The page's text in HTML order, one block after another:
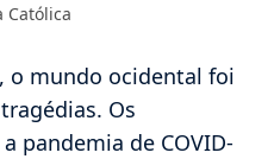
Católica
o mundo ocidental foi
Os
pandemia de COVID-